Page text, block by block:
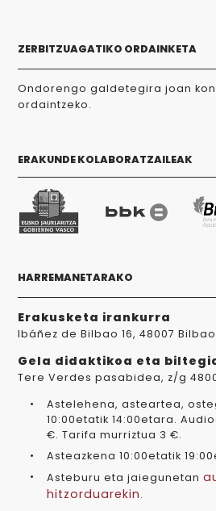
ZERBITZUAGATIKO ORDAINKETA
Ondorengo galdetegira joan
ordaintzeko.
ERAKUNDE KOLABORATZAILEAK
HARREMANETARAKO
Erakusketa irankurra
Ibáñez de Bilbao 16, 48007 Bilbao
Gela didaktikoa eta
Tere Verdes pasabidea, z/g
Astelehena, asteartea,
10:00etatik 14:00etara.
€. Tarifa murriztua 3 €.
Asteazkena 10:00etatik
Asteburu eta jaiegunetan
hitzorduarekin.